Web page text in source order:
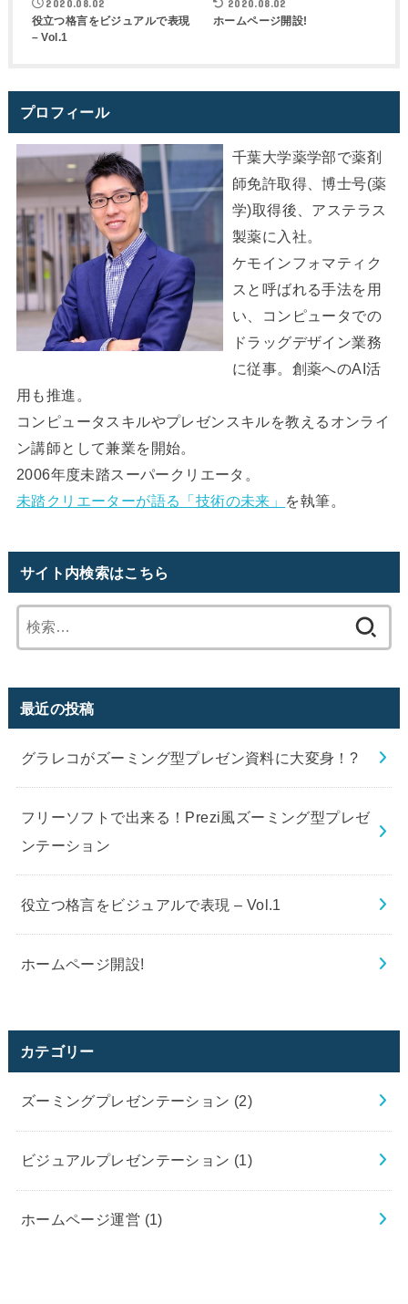
2020.08.02
役立つ格言をビジュアルで表現
– Vol.1
2020.08.02
ホームページ開設!
プロフィール
千葉大学薬学部で薬剤
師免許取得、博士号(薬
学)取得後、アステラス
製薬に入社。
ケモインフォマティク
スと呼ばれる手法を用
い、コンピュータでの
ドラッグデザイン業務
に従事。創薬へのAI活
用も推進。
コンピュータスキルやプレゼンスキルを教えるオンライ
ン講師として兼業を開始。
2006年度未踏スーパークリエータ。
未踏クリエーターが語る「技術の未来」 を執筆。
サイト内検索はこちら
最近の投稿
グラレコがズーミング型プレゼン資料に大変身！?
フリーソフトで出来る！Prezi風ズーミング型プレゼ
ンテーション
役立つ格言をビジュアルで表現 – Vol.1
ホームページ開設!
カテゴリー
ズーミングプレゼンテーション (2)
ビジュアルプレゼンテーション (1)
ホームページ運営 (1)